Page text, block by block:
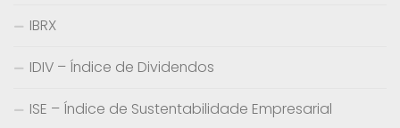
IBRX
IDIV – Índice de Dividendos
ISE – Índice de Sustentabilidade Empresarial